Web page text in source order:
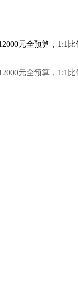
元全预算，1:1比
元全预算，1:1比